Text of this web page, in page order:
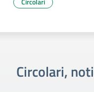
Circolari,